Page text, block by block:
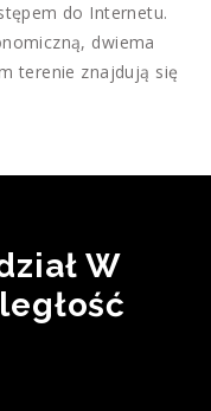
do Internetu.
dwiema
terenie znajdują się
W